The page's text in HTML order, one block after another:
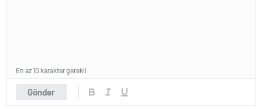
Gönder
En az 10 karakter gerekli